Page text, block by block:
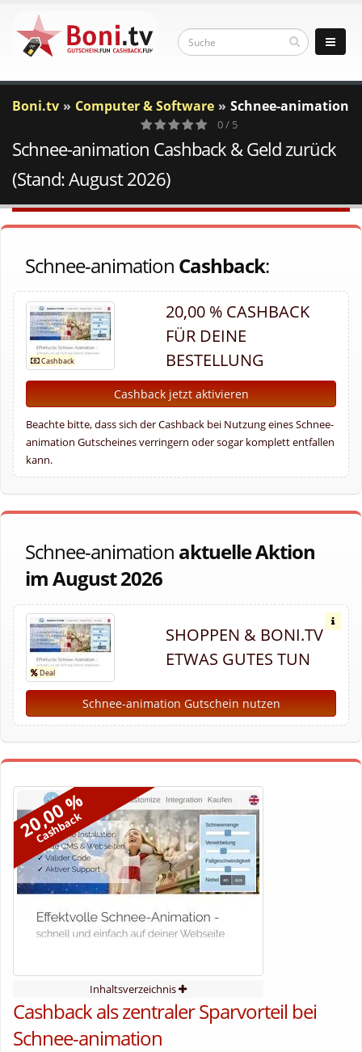
Boni.tv Computer & Software Schnee-animation
0
Votes
0 / 5
Schnee-animation Cashback & Geld zurück
(Stand: August 2026)
Schnee-animation Cashback:
20,00 % CASHBACK
FÜR DEINE
BESTELLUNG
Cashback jetzt aktivieren
Beachte bitte, dass sich der Cashback bei Nutzung eines Schnee-
animation Gutscheines verringern oder sogar komplett entfallen
kann.
Schnee-animation aktuelle Aktion
im August 2026
SHOPPEN & BONI.TV
ETWAS GUTES TUN
Schnee-animation Gutschein nutzen
20,00 %
Cashback
Inhaltsverzeichnis
Cashback als zentraler Sparvorteil bei
Schnee-animation